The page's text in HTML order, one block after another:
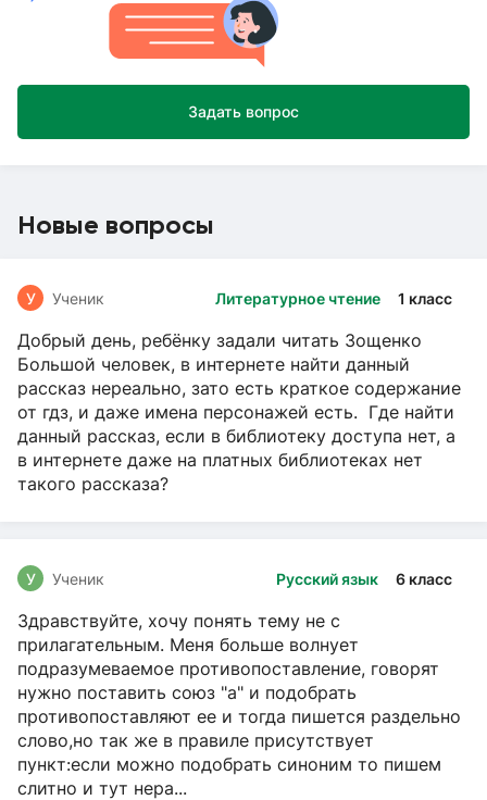
Задать вопрос
Новые вопросы
Литературное чтение 1 класс
У Ученик
Добрый день, ребёнку задали читать Зощенко
Большой человек, в интернете найти данный
рассказ нереально, зато есть краткое содержание
от гдз, и даже имена персонажей есть. Где найти
данный рассказ, если в библиотеку доступа нет, а
в интернете даже на платных библиотеках нет
такого рассказа?
Русский язык 6 класс
У Ученик
Здравствуйте, хочу понять тему не с
прилагательным. Меня больше волнует
подразумеваемое противопоставление, говорят
нужно поставить союз "а" и подобрать
противопоставляют ее и тогда пишется раздельно
слово,но так же в правиле присутствует
пункт:если можно подобрать синоним то пишем
слитно и тут нера...